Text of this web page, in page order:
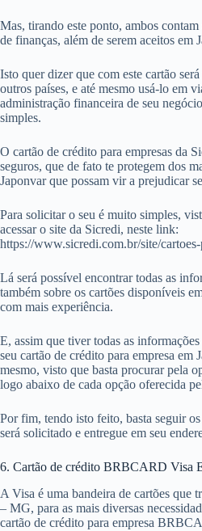
Mas, tirando este ponto, ambos
de finanças, além de serem aceitos em
Isto quer dizer que com este cartão
outros países, e até mesmo usá-lo em
administração financeira de seu
simples.
O cartão de crédito para empresas da
seguros, que de fato te protegem dos
Japonvar que possam vir a prejudicar
Para solicitar o seu é muito simples,
acessar o site da Sicredi, neste link:
https://www.sicredi.com.br/site/
Lá será possível encontrar todas as
também sobre os cartões disponíveis
com mais experiência.
E, assim que tiver todas as
seu cartão de crédito para empresa em
mesmo, visto que basta procurar pela
logo abaixo de cada opção oferecida
Por fim, tendo isto feito, basta seguir
será solicitado e entregue em seu
6. Cartão de crédito BRBCARD Visa
A Visa é uma bandeira de cartões que
– MG, para as mais diversas
cartão de crédito para empresa